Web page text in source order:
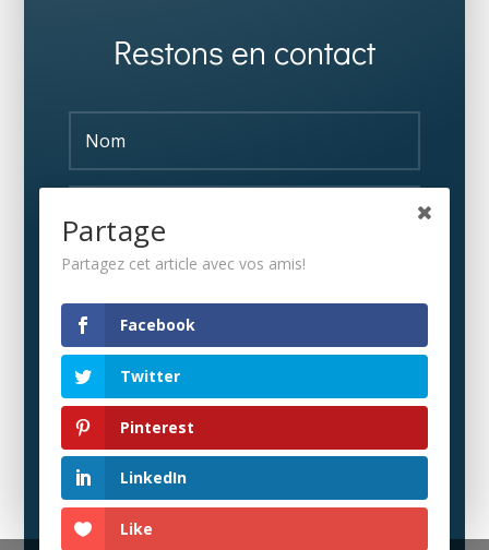
Restons en contact
Partage
Partagez cet article avec vos amis!
Facebook
Twitter
Pinterest
LinkedIn
Like